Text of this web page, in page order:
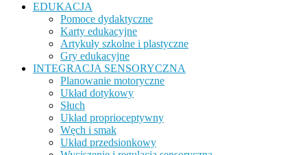
EDUKACJA
Pomoce dydaktyczne
Karty edukacyjne
Artykuły szkolne i plastyczne
Gry edukacyjne
INTEGRACJA SENSORYCZNA
Planowanie motoryczne
Układ dotykowy
Słuch
Układ proprioceptywny
Węch i smak
Układ przedsionkowy